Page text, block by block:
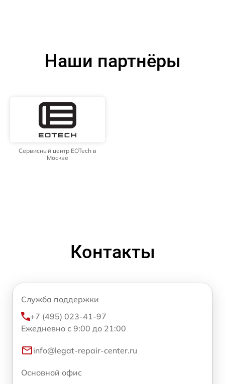
Наши партнёры
Сервисный центр EOTech в
Москве
Контакты
Служба поддержки
+7 (495) 023-41-97
Ежедневно с 9:00 до 21:00
info@legat-repair-center.ru
Основной офис